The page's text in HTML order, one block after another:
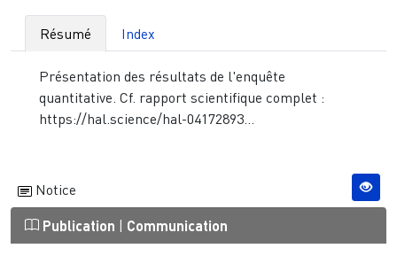
Résumé Index
Présentation des résultats de l'enquête
quantitative. Cf. rapport scientifique complet :
https://hal.science/hal-04172893...
Notice
Publication | Communication